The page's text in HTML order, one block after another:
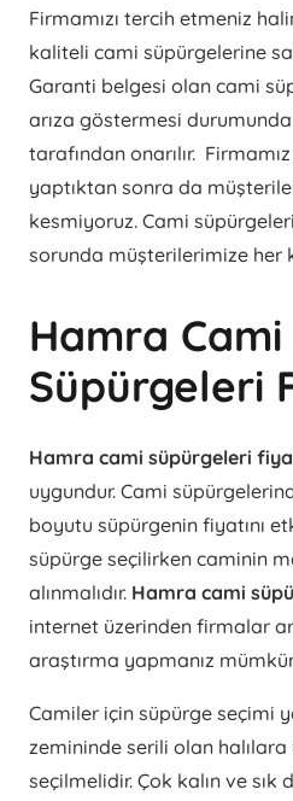
Firmamızı tercih etmeniz
kaliteli cami süpürgelerine
Garanti belgesi olan cami
arıza göstermesi
tarafından onarılır.
yaptıktan sonra da
kesmiyoruz. Cami
sorunda müşterilerimize her
Hamra Cami
Süpürgeleri
Hamra cami süpürgeleri
uygundur. Cami
boyutu süpürgenin fiyatını
süpürge seçilirken caminin
alınmalıdır. Hamra cami
internet üzerinden firmalar
araştırma yapmanız
Camiler için süpürge seçimi
zemininde serili olan
seçilmelidir. Çok kalın ve sık